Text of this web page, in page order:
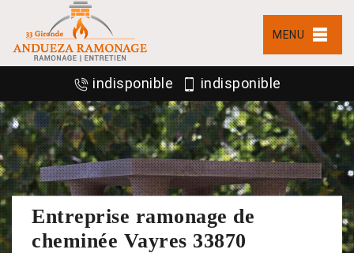
MENU
indisponible indisponible
Entreprise ramonage de
cheminée Vayres 33870